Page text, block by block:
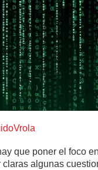
que poner el foco
claras algunas